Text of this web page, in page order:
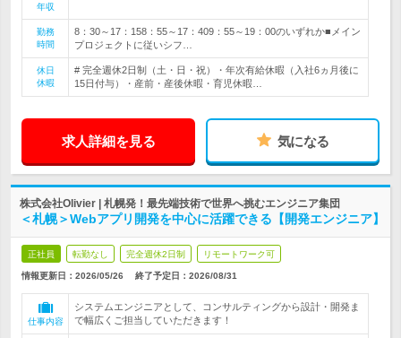
年収
勤務
時間
8：30～17：158：55～17：409：55～19：00のいずれか■メイン
プロジェクトに従いシフ…
休日
休暇
# 完全週休2日制（土・日・祝）・年次有給休暇（入社6ヵ月後に
15日付与）・産前・産後休暇・育児休暇…
求人詳細を見る 気になる
株式会社Olivier | 札幌発！最先端技術で世界へ挑むエンジニア集団
＜札幌＞Webアプリ開発を中心に活躍できる【開発エンジニア】
正社員 転勤なし 完全週休2日制 リモートワーク可
情報更新日：2026/05/26 終了予定日： 2026/08/31
仕事内容
システムエンジニアとして、コンサルティングから設計・開発ま
で幅広くご担当していただきます！